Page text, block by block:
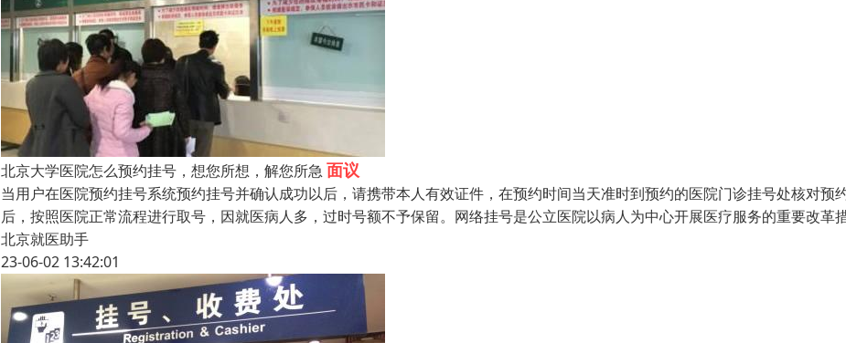
北京大学医院怎么预约挂号，想您所想，解您所急 面议
当用户在医院预约挂号系统预约挂号并确认成功以后，请携带本人有效证件，在预约时间当天准时到预约的医院门诊挂号处核对预
后，按照医院正常流程进行取号，因就医病人多，过时号额不予保留。网络挂号是公立医院以病人为中心开展医疗服务的重要改革
北京就医助手
23-06-02 13:42:01